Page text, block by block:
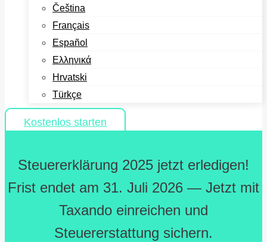
Čeština
Français
Español
Ελληνικά
Hrvatski
Türkçe
Kostenlos starten
Steuererklärung 2025 jetzt erledigen!
Frist endet am 31. Juli 2026 — Jetzt mit
Taxando einreichen und
Steuererstattung sichern.